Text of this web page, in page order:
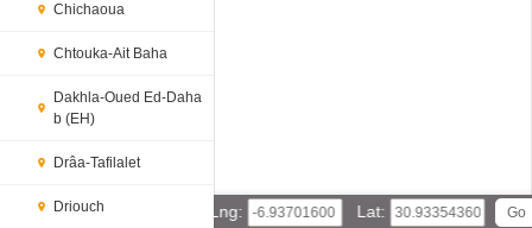
Chichaoua
Chtouka-Ait Baha
Dakhla-Oued Ed-Daha
b (EH)
Drâa-Tafilalet
Driouch Lng: Lat: